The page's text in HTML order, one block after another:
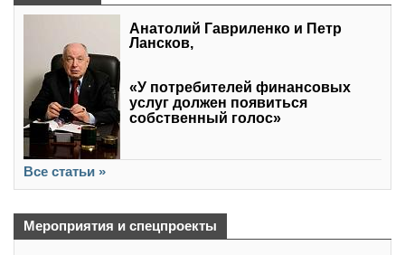
Анатолий Гавриленко и Петр
Лансков,
«У потребителей финансовых
услуг должен появиться
собственный голос»
Все статьи »
Мероприятия и спецпроекты